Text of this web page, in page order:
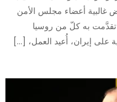
غالبية أعضاء مجلس الأمن
تقدَّمت به كلّ من روسيا
على إيران، أُعيد العمل، […]